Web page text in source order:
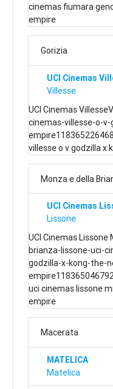
cinemas fiumara
empire
Gorizia
UCI Cinemas
Villesse
UCI Cinemas
cinemas-villesse-o-
villesse o v godzilla x
Monza e della
UCI Cinemas
Lissone
UCI Cinemas
brianza-lissone-uci-
godzilla-x-kong-the-
uci cinemas lissone
empire
Macerata
MATELICA
Matelica